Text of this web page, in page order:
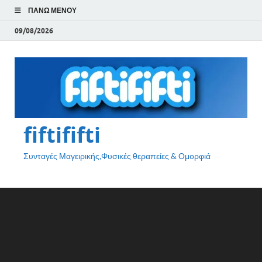
ΠΆΝΩ ΜΕΝΟΎ
09/08/2026
fiftififti
Συνταγές Μαγειρικής,Φυσικές θεραπείες & Ομορφιά